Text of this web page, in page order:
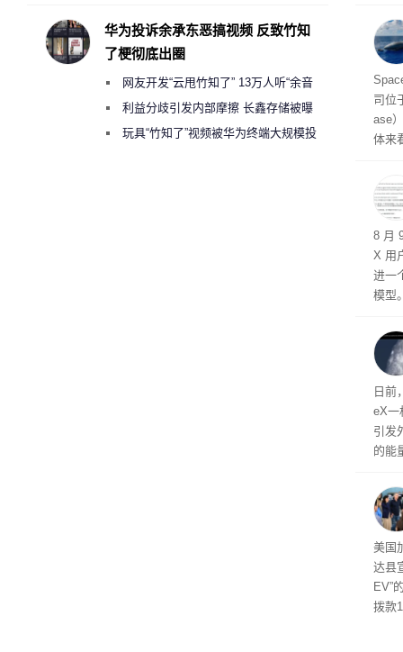
2亿
海
司位
ase
体来
海岸
8 月
X 用
进一
模型
与
日前
eX一
引发
的能
了
后续
政策
美国
达县
EV”
拨款
华为投诉余承东恶搞视频 反致竹知
了梗彻底出圈
网友开发“云甩竹知了” 13万人听“余音
绕梁”利益分歧引发内部摩擦 长鑫存储被曝
曾将华为驻场工程师驱逐出研发基地
玩具“竹知了”视频被华为终端大规模投